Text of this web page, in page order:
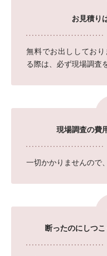
お見積り
無料でお出ししてお
る際は、必ず現場調査
現場調査の費
一切かかりませんので
断ったのにしつ